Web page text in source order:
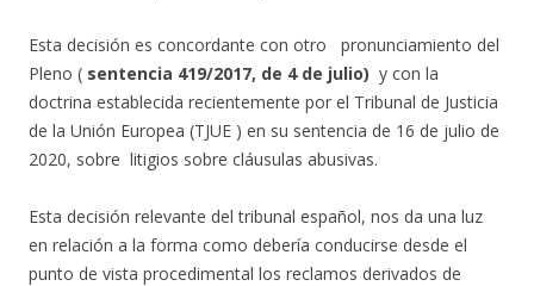
Esta decisión es concordante con otro pronunciamiento del
Pleno ( sentencia 419/2017, de 4 de julio) y con la
doctrina establecida recientemente por el Tribunal de Justicia
de la Unión Europea (TJUE ) en su sentencia de 16 de julio de
2020, sobre litigios sobre cláusulas abusivas.
Esta decisión relevante del tribunal español, nos da una luz
en relación a la forma como debería conducirse desde el
punto de vista procedimental los reclamos derivados de